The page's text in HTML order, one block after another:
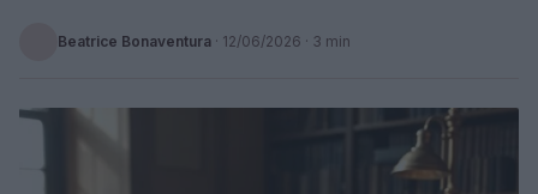
Beatrice Bonaventura · 12/06/2026 · 3 min